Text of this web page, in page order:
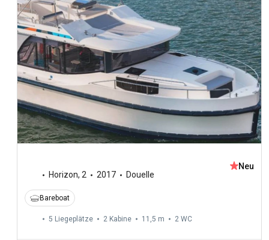
Horizon, 2 2017 Douelle
Neu
Bareboat
5 Liegeplätze 2 Kabine 11,5 m 2 WC